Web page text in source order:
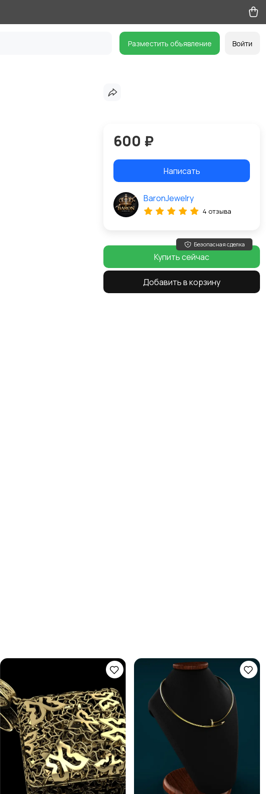
Разместить объявление Войти
600 ₽
Написать
BaronJewelry
4 отзыва
Безопасная сделка
Купить сейчас
Добавить в корзину